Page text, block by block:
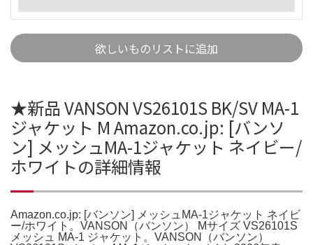
欲しいものリストに追加
★新品 VANSON VS26101S BK/SV MA-1
ジャケット M Amazon.co.jp: [バンソ
ン] メッシュMA-1ジャケット ネイビー/
ホワイトの詳細情報
Amazon.co.jp: [バンソン] メッシュMA-1ジャケット ネイビ
ー/ホワイト。VANSON（バンソン） Mサイズ VS26101S
メッシュ MA-1 ジャケット。VANSON（バンソン）